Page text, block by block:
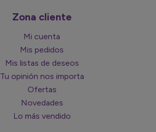
Zona cliente
Mi cuenta
Mis pedidos
Mis listas de deseos
Tu opinión nos importa
Ofertas
Novedades
Lo más vendido